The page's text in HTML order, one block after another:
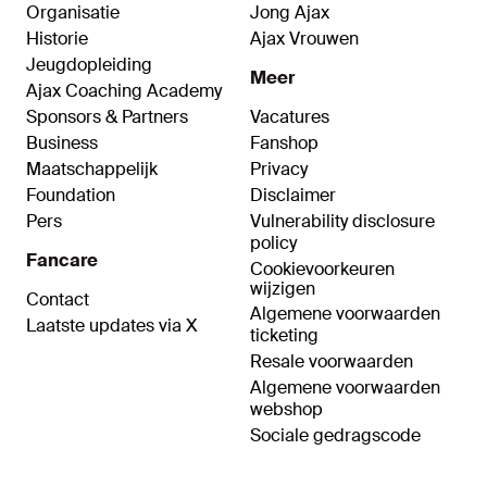
Organisatie
Historie
Jeugdopleiding
Ajax Coaching Academy
Sponsors & Partners
Business
Maatschappelijk
Foundation
Pers
Fancare
Contact
Laatste updates via X
Jong Ajax
Ajax Vrouwen
Meer
Vacatures
Fanshop
Privacy
Disclaimer
Vulnerability disclosure
policy
Cookievoorkeuren
wijzigen
Algemene voorwaarden
ticketing
Resale voorwaarden
Algemene voorwaarden
webshop
Sociale gedragscode